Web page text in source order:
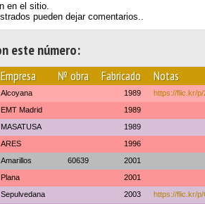
en el sitio.
pueden dejar comentarios..
este número:
Empresa № obra Fabricado Notas
Alcoyana 1989 https://flic.kr/
EMT Madrid 1989
MASATUSA 1989
ARES 1996
Amarillos 60639 2001
Plana 2001
Sepulvedana 2003 https://flic.kr/